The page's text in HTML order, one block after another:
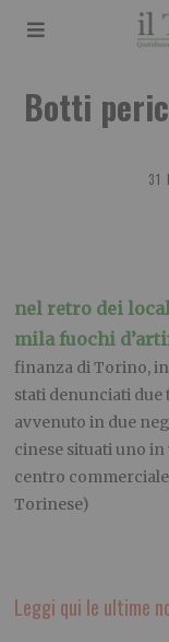
Botti
31
nel retro dei
mila fuochi
finanza di Torino,
stati denunciati
avvenuto in due
cinese situati uno
centro
Torinese)
Leggi qui le ultime